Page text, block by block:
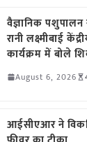
वैज्ञानिक
रानी लक्ष्मीबाई
कार्यक्रम में बोले
August 6, 2026
आईसीएआर ने